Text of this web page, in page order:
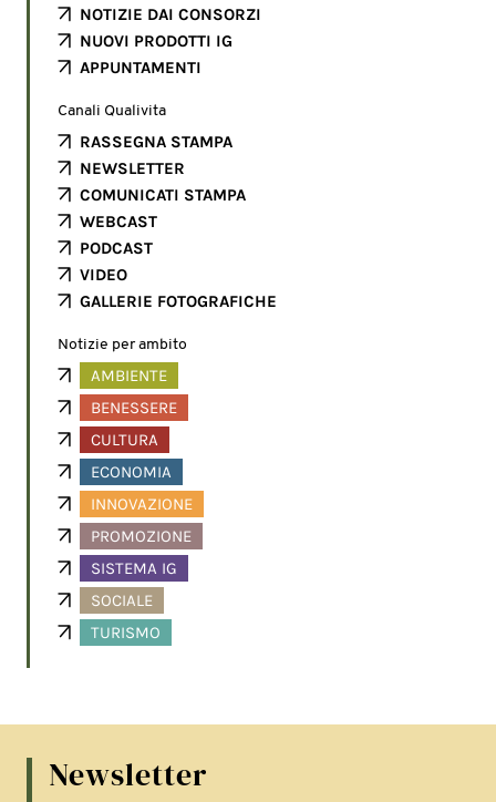
NOTIZIE DAI CONSORZI
NUOVI PRODOTTI IG
APPUNTAMENTI
Canali Qualivita
RASSEGNA STAMPA
NEWSLETTER
COMUNICATI STAMPA
WEBCAST
PODCAST
VIDEO
GALLERIE FOTOGRAFICHE
Notizie per ambito
AMBIENTE
BENESSERE
CULTURA
ECONOMIA
INNOVAZIONE
PROMOZIONE
SISTEMA IG
SOCIALE
TURISMO
Newsletter